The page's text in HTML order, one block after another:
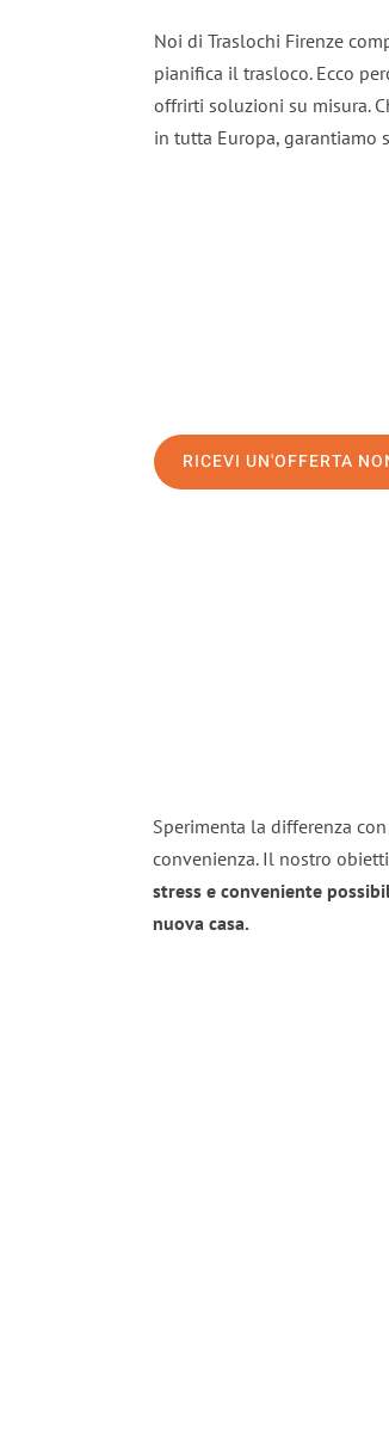
Noi di Traslochi Firenze
pianifica il trasloco. Ecco
offrirti soluzioni su misura.
in tutta Europa, garantiamo
RICEVI UN'OFFERTA
Sperimenta la differenza
convenienza. Il nostro
stress e conveniente
nuova casa.